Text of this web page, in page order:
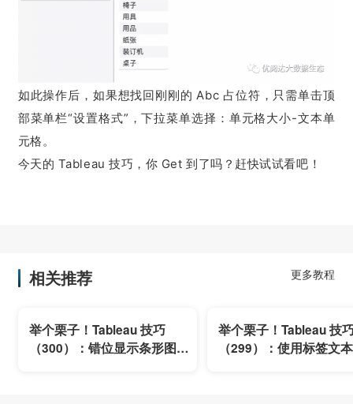
如此操作后，如果想找回刚刚的 Abc 占位符，只需单击顶
部菜单栏“设置格式”，下拉菜单选择：单元格大小-文本单
元格。
今天的 Tableau 技巧，你 Get 到了吗？赶快试试看吧！
相关推荐 更多教程
举个栗子！Tableau 技巧
（300）：错位显示条形图的
举个栗子！Tableau 技
（299）：使用标签文